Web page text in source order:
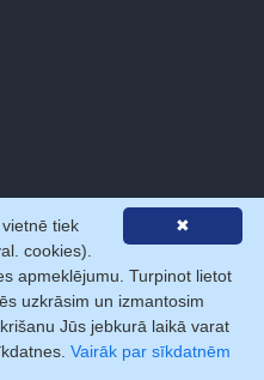
✖
tiek
cookies).
apmeklējumu. Turpinot lietot
uzkrāsim un izmantosim
Jūs jebkurā laikā varat
Vairāk par sīkdatnēm